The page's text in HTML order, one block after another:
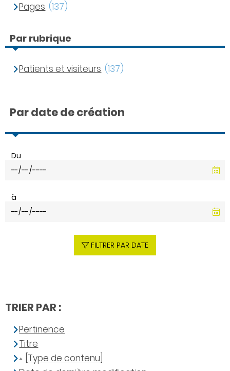
Pages (137)
Par rubrique
Patients et visiteurs (137)
Par date de création
Du
à
FILTRER PAR DATE
TRIER PAR :
Pertinence
Titre
[Type de contenu]